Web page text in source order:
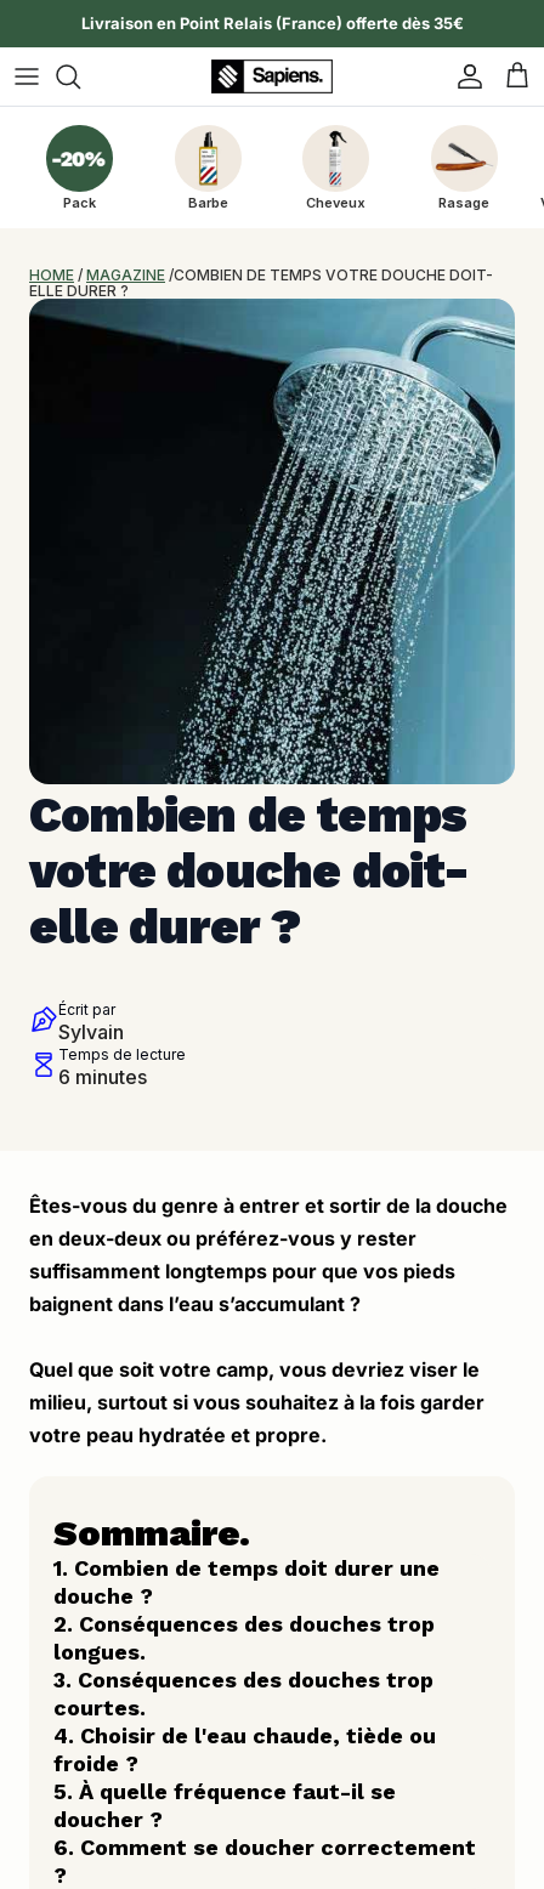
Livraison en Point Relais (France) offerte dès 35€
Compte
Pack Barbe Cheveux Rasage
HOME / MAGAZINE /COMBIEN DE TEMPS VOTRE DOUCHE DOIT-
ELLE DURER ?
Combien de temps
votre douche doit-
elle durer ?
Écrit par
Sylvain
Temps de lecture
6 minutes
Êtes-vous du genre à entrer et sortir de la douche
en deux-deux ou préférez-vous y rester
suffisamment longtemps pour que vos pieds
baignent dans l’eau s’accumulant ?
Quel que soit votre camp, vous devriez viser le
milieu, surtout si vous souhaitez à la fois garder
votre peau hydratée et propre.
Sommaire.
1. Combien de temps doit durer une
douche ?
2. Conséquences des douches trop
longues.
3. Conséquences des douches trop
courtes.
4. Choisir de l'eau chaude, tiède ou
froide ?
5. À quelle fréquence faut-il se
doucher ?
6. Comment se doucher correctement
?